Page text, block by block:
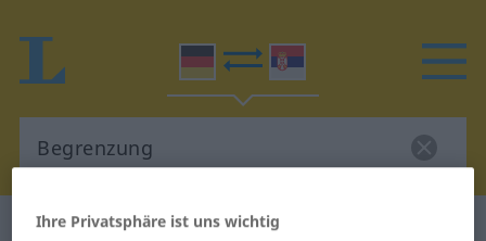
Deutsch-Serbisch Wörterbuch
Ihre Privatsphäre ist uns wichtig